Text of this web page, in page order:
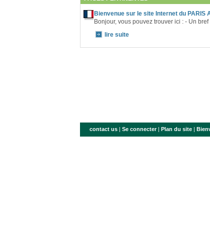
Bienvenue sur le site Internet du PARIS
Bonjour, vous pouvez trouver ici : - Un
lire suite
contact us| Se connecter| Plan du site|